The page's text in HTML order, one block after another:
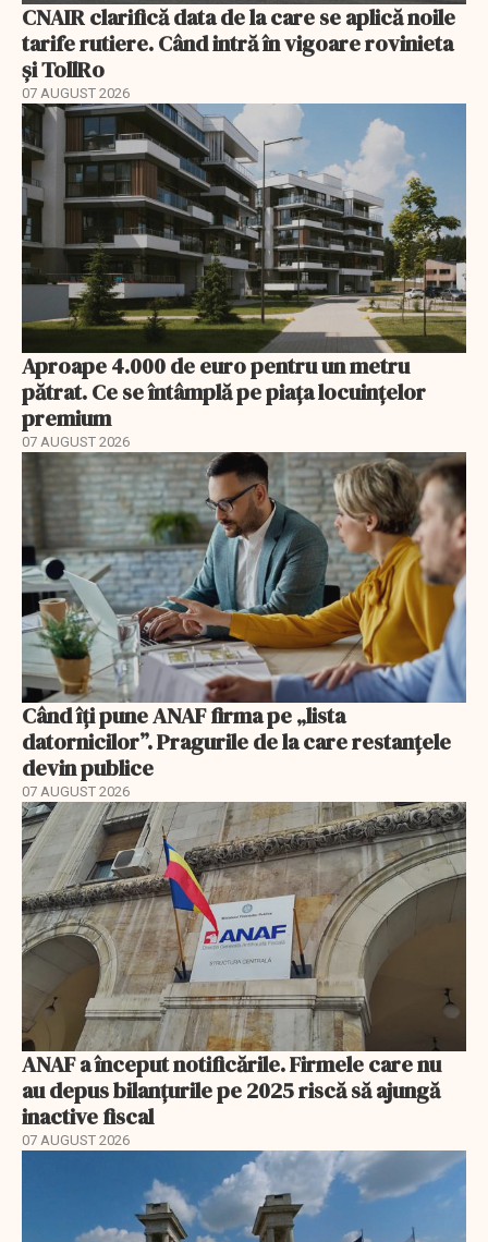
CNAIR clarifică data de la care se aplică noile
tarife rutiere. Când intră în vigoare rovinieta
și TollRo
07 AUGUST 2026
Aproape 4.000 de euro pentru un metru
pătrat. Ce se întâmplă pe piața locuințelor
premium
07 AUGUST 2026
Când îți pune ANAF firma pe „lista
datornicilor”. Pragurile de la care restanțele
devin publice
07 AUGUST 2026
ANAF a început notificările. Firmele care nu
au depus bilanțurile pe 2025 riscă să ajungă
inactive fiscal
07 AUGUST 2026